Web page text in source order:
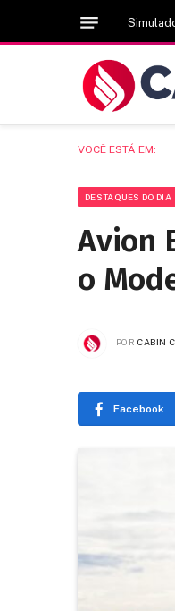
VOCÊ ESTÁ EM:
DESTAQUES DO DIA
Avion
o
POR CABIN
Facebook